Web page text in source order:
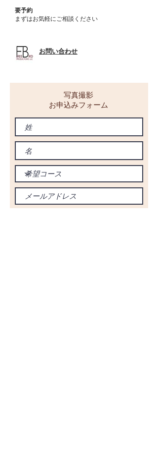
要予約
まずはお気軽にご相談ください
​お問い合わせ
写真撮影
お申込みフォーム